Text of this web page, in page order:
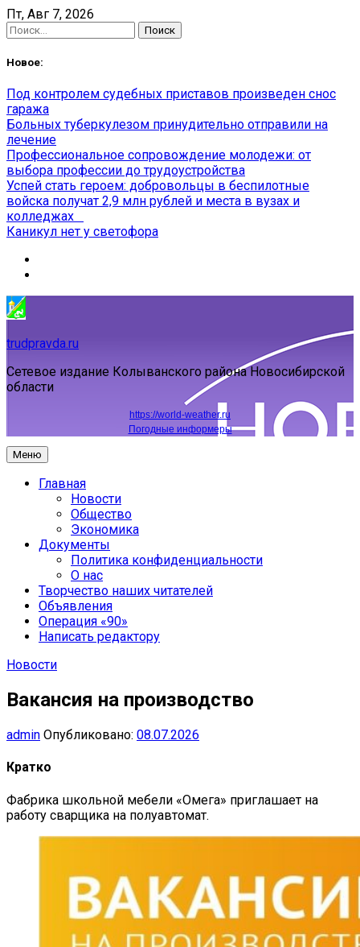
Skip
to
content
Пт, Авг 7, 2026
Найти:
Новое:
Под контролем судебных приставов произведен снос
гаража
Больных туберкулезом принудительно отправили на
лечение
Профессиональное сопровождение молодежи: от
выбора профессии до трудоустройства
Успей стать героем: добровольцы в беспилотные
войска получат 2,9 млн рублей и места в вузах и
колледжах
Каникул нет у светофора
trudpravda.ru
Сетевое издание Колыванского района Новосибирской
области
https://world-weather.ru
Погодные информеры
Меню
Главная
Новости
Общество
Экономика
Документы
Политика конфиденциальности
О нас
Творчество наших читателей
Объявления
Операция «90»
Написать редактору
Новости
Вакансия на производство
admin Опубликовано: 08.07.2026
Кратко
Фабрика школьной мебели «Омега» приглашает на
работу сварщика на полуавтомат.